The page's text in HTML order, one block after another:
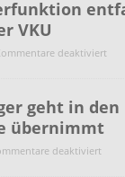
VKU
deaktiviert
geht in den
übernimmt
deaktiviert